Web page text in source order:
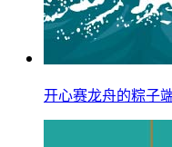
开心赛龙舟的粽子